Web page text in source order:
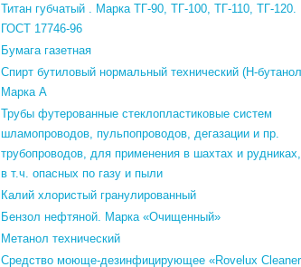
Титан губчатый . Марка ТГ-90, ТГ-100, ТГ-110, ТГ-120.
ГОСТ 17746-96
Бумага газетная
Спирт бутиловый нормальный технический (Н-
Марка А
Трубы футерованные стеклопластиковые систем
шламопроводов, пульпопроводов, дегазации и пр.
трубопроводов, для применения в шахтах и рудниках,
в т.ч. опасных по газу и пыли
Калий хлористый гранулированный
Бензол нефтяной. Марка «Очищенный»
Метанол технический
Средство моюще-дезинфицирующее «Rovelux